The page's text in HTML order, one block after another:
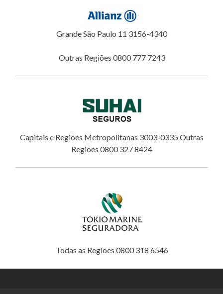
Grande São Paulo 11 3156-4340
Outras Regiões 0800 777 7243
Capitais e Regiões Metropolitanas 3003-0335 Outras
Regiões 0800 327 8424
Todas as Regiões 0800 318 6546